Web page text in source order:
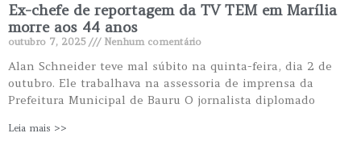
Ex-chefe de reportagem da TV TEM em Marília
morre aos 44 anos
outubro 7, 2025 Nenhum comentário
Alan Schneider teve mal súbito na quinta-feira, dia 2 de
outubro. Ele trabalhava na assessoria de imprensa da
Prefeitura Municipal de Bauru O jornalista diplomado
Leia mais >>